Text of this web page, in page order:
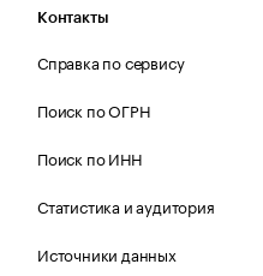
Контакты
Справка по сервису
Поиск по ОГРН
Поиск по ИНН
Статистика и аудитория
Источники данных